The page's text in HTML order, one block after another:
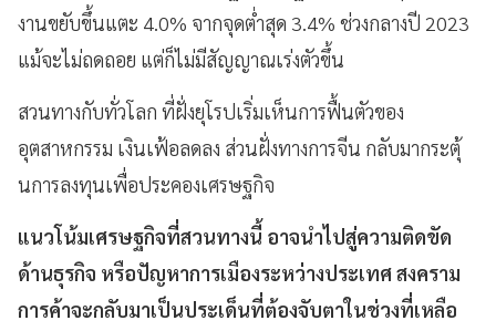
งานขยับขึ้นแตะ 4.0% จากจุดต่ำสุด 3.4% ช่วงกลางปี 2023
แม้จะไม่ถดถอย แต่ก็ไม่มีสัญญาณเร่งตัวขึ้น
สวนทางกับทั่วโลก ที่ฝั่งยุโรปเริ่มเห็นการฟื้นตัวของ
อุตสาหกรรม เงินเฟ้อลดลง ส่วนฝั่งทางการจีน กลับมากระตุ้
นการลงทุนเพื่อประคองเศรษฐกิจ
แนวโน้มเศรษฐกิจที่สวนทางนี้ อาจนำไปสู่ความติดขัด
ด้านธุรกิจ หรือปัญหาการเมืองระหว่างประเทศ สงคราม
การค้าจะกลับมาเป็นประเด็นที่ต้องจับตาในช่วงที่เหลือ